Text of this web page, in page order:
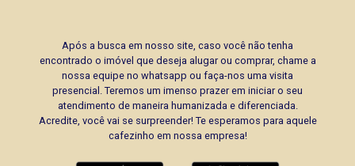
Após a busca em nosso site, caso você não tenha
encontrado o imóvel que deseja alugar ou comprar, chame a
nossa equipe no whatsapp ou faça-nos uma visita
presencial. Teremos um imenso prazer em iniciar o seu
atendimento de maneira humanizada e diferenciada.
Acredite, você vai se surpreender! Te esperamos para aquele
cafezinho em nossa empresa!